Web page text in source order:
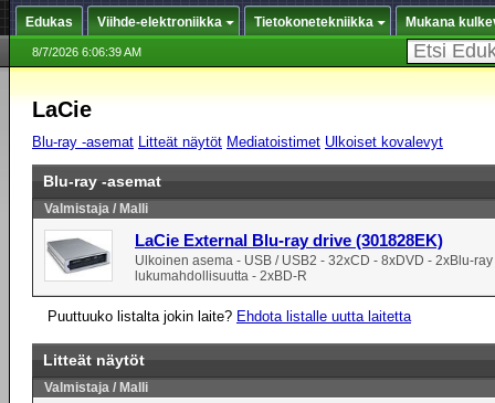
Edukas Viihde-elektroniikka Tietokonetekniikka Mukana
8/7/2026 6:06:39 AM
LaCie
Blu-ray -asemat Litteät näytöt Mediatoistimet Ulkoiset kovalevyt
Blu-ray -asemat
Valmistaja / Malli
LaCie External Blu-ray drive (301828EK)
Ulkoinen asema - USB / USB2 - 32xCD - 8xDVD - 2xBlu-
lukumahdollisuutta - 2xBD-R
Puuttuuko listalta jokin laite? Ehdota listalle uutta laitetta
Litteät näytöt
Valmistaja / Malli